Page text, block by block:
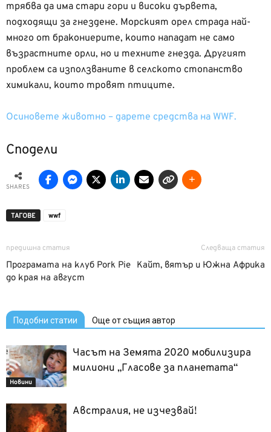
трябва да има стари гори и високи дървета,
подходящи за гнездене. Морският орел страда най-
много от бракониерите, които нападат не само
възрастните орли, но и техните гнезда. Другият
проблем са използваните в селското стопанство
химикали, които тровят птиците.
Осиновете животно – дарете средства на WWF.
Сподели
SHARES
ТАГОВЕ wwf
предишна статия
Програмата на клуб Pork Pie
до края на август
Следваща статия
Кайт, вятър и Южна Африка
Подобни статии Още от същия автор
Новини
Часът на Земята 2020 мобилизира
милиони „Гласове за планетата“
Австралия, не изчезвай!